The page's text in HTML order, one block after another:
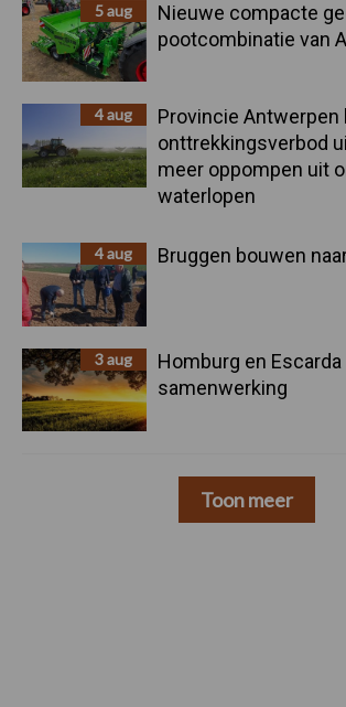
5 aug
Nieuwe compacte
pootcombinatie van
4 aug
Provincie Antwerpen
onttrekkingsverbod
meer oppompen uit
waterlopen
4 aug Bruggen bouwen
3 aug
Homburg en
samenwerking
Toon meer